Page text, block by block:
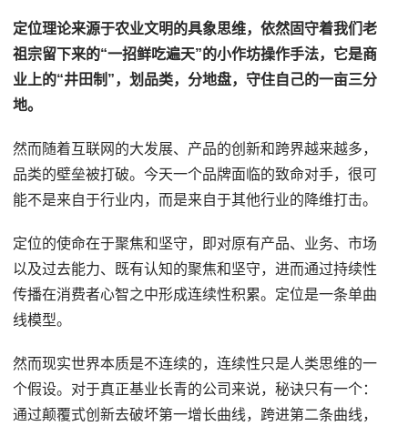
定位理论来源于农业文明的具象思维，依然固守着我们老
祖宗留下来的“一招鲜吃遍天”的小作坊操作手法，它是商
业上的“井田制”，划品类，分地盘，守住自己的一亩三分
地。
然而随着互联网的大发展、产品的创新和跨界越来越多，
品类的壁垒被打破。今天一个品牌面临的致命对手，很可
能不是来自于行业内，而是来自于其他行业的降维打击。
定位的使命在于聚焦和坚守，即对原有产品、业务、市场
以及过去能力、既有认知的聚焦和坚守，进而通过持续性
传播在消费者心智之中形成连续性积累。定位是一条单曲
线模型。
然而现实世界本质是不连续的，连续性只是人类思维的一
个假设。对于真正基业长青的公司来说，秘诀只有一个：
通过颠覆式创新去破坏第一增长曲线，跨进第二条曲线，